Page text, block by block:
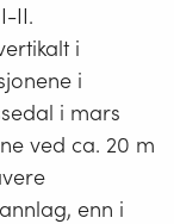
II.
i
i
i mars
ved ca. 20 m
enn i